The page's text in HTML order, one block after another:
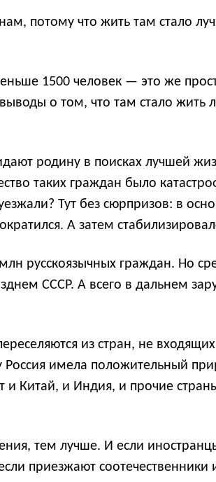
потому что жить там стало
1500 человек — это же
о том, что там стало жить
родину в поисках лучшей
таких граждан было
Тут без сюрпризов: в
А затем
русскоязычных граждан. Но
СССР. А всего в дальнем
из стран, не
имела положительный
и Китай, и Индия, и прочие
тем лучше. И если
приезжают